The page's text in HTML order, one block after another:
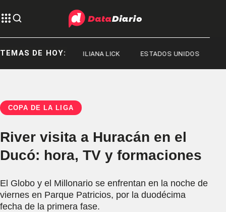
TEMAS DE HOY:
JORGE MESSI ILIANA LICK ESTADOS UNIDOS
COPA DE LA LIGA
River visita a Huracán en el
Ducó: hora, TV y formaciones
El Globo y el Millonario se enfrentan en la noche de
viernes en Parque Patricios, por la duodécima
fecha de la primera fase.